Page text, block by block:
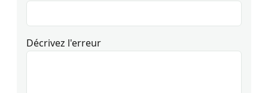
Décrivez l'erreur